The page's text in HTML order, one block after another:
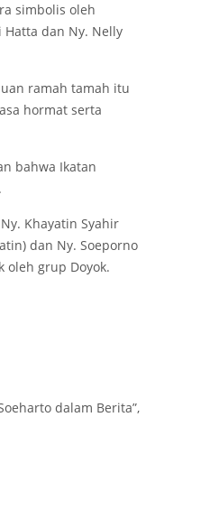
simbolis oleh
Hatta dan Ny. Nelly
ramah tamah itu
hormat serta
bahwa Ikatan
Khayatin Syahir
dan Ny. Soeporno
oleh grup Doyok.
dalam Berita”,